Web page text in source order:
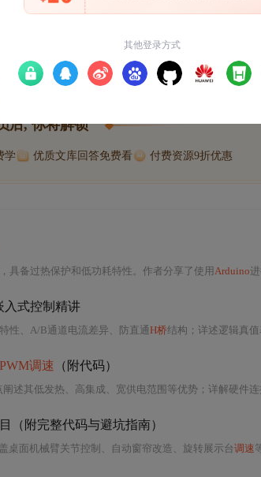
电源。
开通会员,解锁全文
后, 你将解锁
学 优质文库回答免费看 付费资源9折优惠
具备过热保护和低功耗特性。作者分享了使用Arduino进行
入式控制精讲
性、A/B通道电流差异、防直通H桥结构；详述逻辑真值表四种模式（待机/正转/反
PWM调速 （附代码）
阐述其低发热、高集成、宽供电范围等优势；详解硬件连
（附完整代码与避坑指南）
桌面机械臂关节控制、自动窗帘改造、旋转展示台调速等